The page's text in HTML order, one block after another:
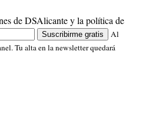
de DSAlicante y la política de
Suscribirme gratis
Al
Tu alta en la newsletter quedará